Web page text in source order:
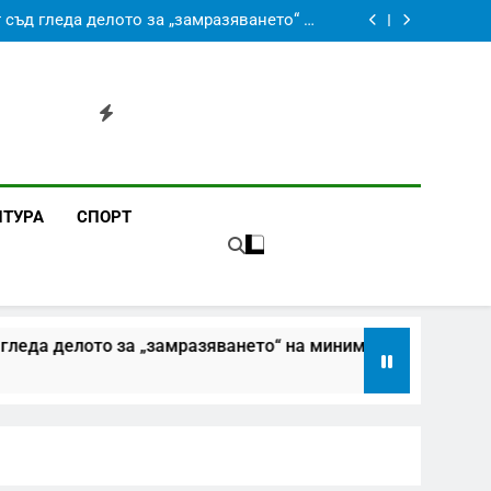
Бургас остава затворено заради пожар
гледа делото за „замразяването“ на
минималната заплата
е нараснала 3,5 пъти от 2007 до
движението към София е пуснато, към
гледа делото за „замразяването“ на
е нараснала 3,5 пъти от 2007 до
„Хан Тервел“ е предаден на Турция без
СПОРТ
на минималната заплата